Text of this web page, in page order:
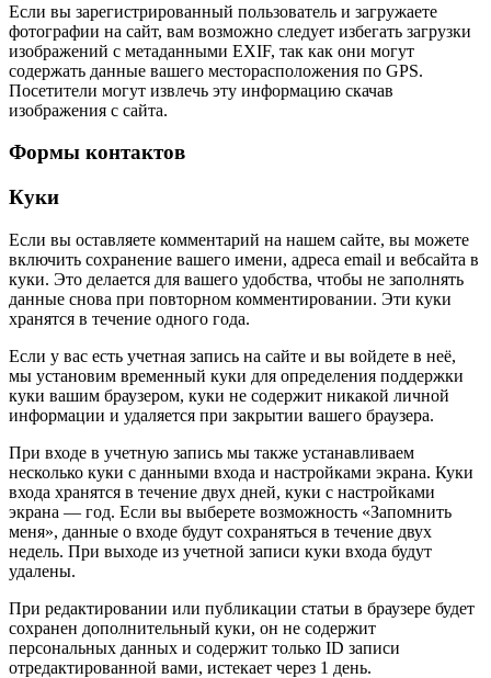
Если вы зарегистрированный пользователь и загружаете
фотографии на сайт, вам возможно следует избегать загрузки
изображений с метаданными EXIF, так как они могут
содержать данные вашего месторасположения по GPS.
Посетители могут извлечь эту информацию скачав
изображения с сайта.
Формы контактов
Куки
Если вы оставляете комментарий на нашем сайте, вы можете
включить сохранение вашего имени, адреса email и вебсайта в
куки. Это делается для вашего удобства, чтобы не заполнять
данные снова при повторном комментировании. Эти куки
хранятся в течение одного года.
Если у вас есть учетная запись на сайте и вы войдете в неё,
мы установим временный куки для определения поддержки
куки вашим браузером, куки не содержит никакой личной
информации и удаляется при закрытии вашего браузера.
При входе в учетную запись мы также устанавливаем
несколько куки с данными входа и настройками экрана. Куки
входа хранятся в течение двух дней, куки с настройками
экрана — год. Если вы выберете возможность «Запомнить
меня», данные о входе будут сохраняться в течение двух
недель. При выходе из учетной записи куки входа будут
удалены.
При редактировании или публикации статьи в браузере будет
сохранен дополнительный куки, он не содержит
персональных данных и содержит только ID записи
отредактированной вами, истекает через 1 день.